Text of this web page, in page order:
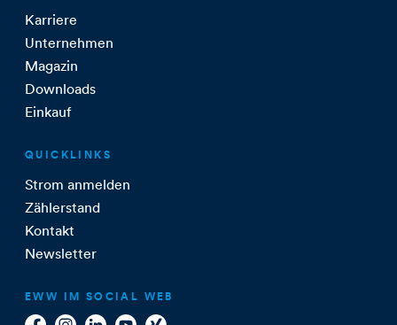
Karriere
Unternehmen
Magazin
Downloads
Einkauf
QUICKLINKS
Strom anmelden
Zählerstand
Kontakt
Newsletter
EWW IM SOCIAL WEB